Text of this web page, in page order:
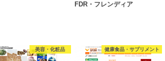
FDR・フレンディア
美容・化粧品 健康食品・サプリメント